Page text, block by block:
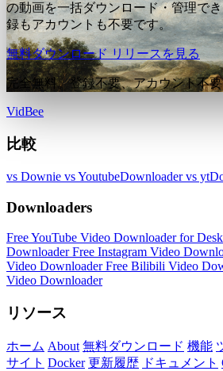
の動画を一括ダウンロード・管理で
録もアカウントも不要です。
無料ダウンロード リリースを見る
完全無料。登録不要、アカウント不
VidBee
比較
vs Downie vs YoutubeDownloadervs
Downloaders
Free YouTube Video Downloader for
DownloaderFree Instagram Video
Video DownloaderFree Bilibili Video
Video Downloader
リソース
ホーム About 無料ダウンロード 機能
サイト Docker 更新履歴 ドキュメント